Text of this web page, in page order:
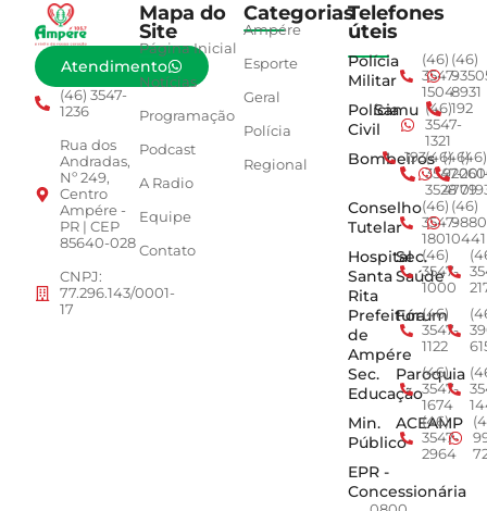
Atendimento
(46) 3547-
1236
Rua dos
Andradas,
Nº 249,
Centro
Ampére -
PR | CEP
85640-028
CNPJ:
77.296.143/0001-
17
Mapa do
Site
Página Inicial
Notícias
Programação
Podcast
A Radio
Equipe
Contato
Categorias
Ampére
Esporte
Geral
Polícia
Regional
Telefones
úteis
Polícia
Militar
(46)
3547-
1504
(46)
8931
Polícia
Civil
Samu (46)
3547-
1321
192
Bombeiros
193(46)
3547-
3528
(46)
4779
(46)
Conselho
Tutelar
(46)
3547-
1801
(46)
0441
Hospital
Santa
Rita
Sec.
Saúde
(46)
3547-
1000
Prefeitura
de
Ampére
Fórum
(46)
3547-
1122
Sec.
Educação
Paroquia
(46)
3547-
1674
Min.
Público
ACEAMP
(46)
3547-
2964
EPR -
Concessionária